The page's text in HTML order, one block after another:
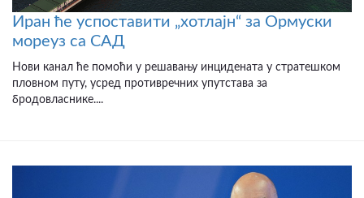
Иран ће успоставити „хотлајн“ за Ормуски
мореуз са САД
Нови канал ће помоћи у решавању инцидената у стратешком
пловном путу, усред противречних упутстава за
бродовласнике....